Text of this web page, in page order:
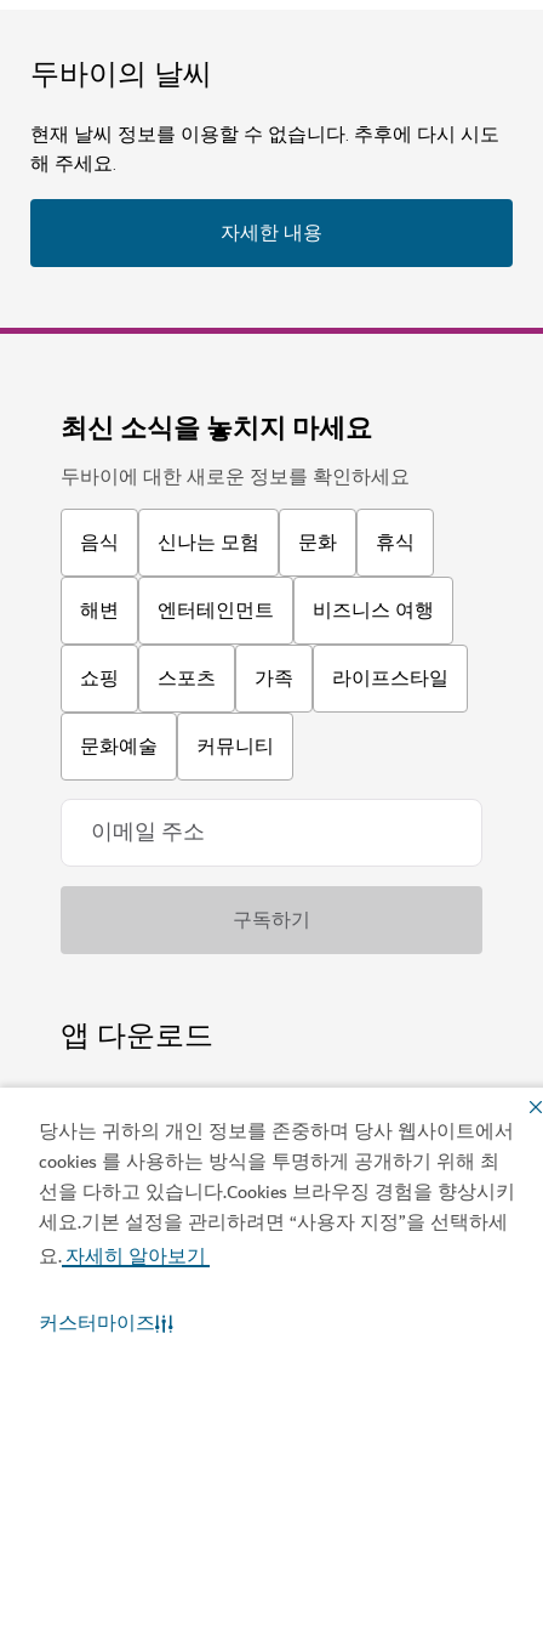
당사는 귀하의 개인 정보를 존중하며 당사 웹사이트에서
cookies 를 사용하는 방식을 투명하게 공개하기 위해 최
선을 다하고 있습니다.Cookies 브라우징 경험을 향상시키
세요.기본 설정을 관리하려면 “사용자 지정”을 선택하세
요.자세히 알아보기
커스터마이즈
두바이의 날씨
현재 날씨 정보를 이용할 수 없습니다. 추후에 다시 시도
해 주세요.
자세한 내용
최신 소식을 놓치지 마세요
두바이에 대한 새로운 정보를 확인하세요
음식 신나는 모험 문화 휴식
해변 엔터테인먼트 비즈니스 여행
쇼핑 스포츠 가족 라이프스타일
문화예술 커뮤니티
앱 다운로드
Visit Dubai 앱 보기 Visit Dubai 캘린더 보기